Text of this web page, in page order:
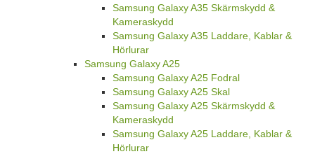
Samsung Galaxy A35 Skärmskydd &
Kameraskydd
Samsung Galaxy A35 Laddare, Kablar &
Hörlurar
Samsung Galaxy A25
Samsung Galaxy A25 Fodral
Samsung Galaxy A25 Skal
Samsung Galaxy A25 Skärmskydd &
Kameraskydd
Samsung Galaxy A25 Laddare, Kablar &
Hörlurar